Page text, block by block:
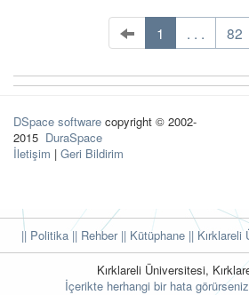
1 . . . 82
DSpace software copyright © 2002-
2015 DuraSpace
İletişim | Geri Bildirim
|| Politika || Rehber|| Kütüphane || Kırklareli
Kırklareli Üniversitesi,
İçerikte herhangi bir hata